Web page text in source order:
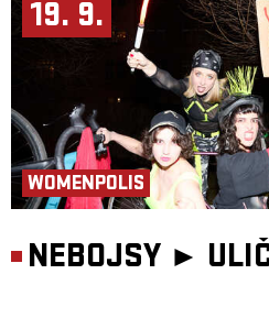
19. 9.
WOMENPOLIS
NEBOJSY ►